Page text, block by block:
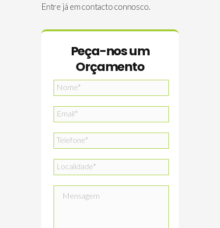
Entre já em contacto connosco.
Peça-nos um
Orçamento